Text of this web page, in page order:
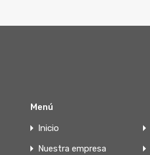
Menú
Inicio
Nuestra empresa